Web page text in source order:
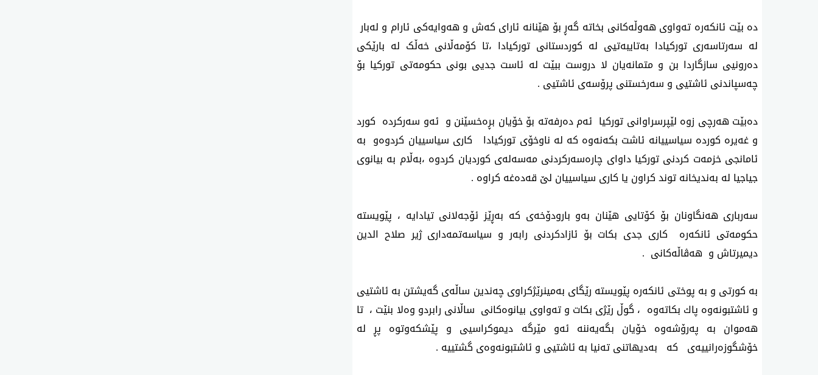
دە بێت ئانکەرە تەواوی هەوڵەکانی بخاتە گەڕ بۆ هێنانە ئارای کەش و هەوایەکی ئارام و لەبار
لە سەرتاسەری تورکیادا بەتایبەتیی لە کوردستانی تورکیادا ،تا کۆمەڵانی خەڵک لە بارێکی
دەرونیی سازگاردا بن و متمانەیان لا دروست ببێت لە ئاست جدیی بونی حکومەتی تورکیا بۆ
چەسپاندنی ئاشتیی و سەرخستنی پرۆسەی ئاشتیی .
دەبێت هەرچی زوە لێپرسراوانی تورکیا ئەم دەرفەتە بۆ خۆیان بڕەخسێنن و ئەو سەرکردە کورد
و غەیرە کوردە سیاسییانە ئاشت بکەنەوە کە لە ناوخۆی تورکیادا کاری سیاسییان کردوەو بە
ئامانجی خزمەت کردنی تورکیا داوای چارەسەرکردنی مەسەلەی کوردیان کردوە ،بەڵام بە بیانوی
جیاجیا لە بەندیخانە توند کراون یا کاری سیاسییان لێ قەدەغە کراوە .
سەرباری هەنگاونان بۆ کۆتایی هێنان بەو بارودۆخەی کە بەڕێز ئۆجەلانی تیادایە ، پێویستە
حکومەتی ئانکەرە کاری جدی بکات بۆ ئازادکردنی رابەر و سیاسەتمەداری ژیر صلاح الدین
دیمیرتاش و هەڤاڵەکانی .
بە کورتی و بە پوختی ئانکەرە پێویستە رێگای بەمینرێژکراوی چەندین ساڵەی گەیشتن بە ئاشتیی
و ئاشتبونەوە پاك بکاتەوە ، گوڵ رێژی بکات و تەواوی بیانوەکانی ساڵانی رابردو وەلا بنێت ، تا
هەموان بە پەرۆشەوە خۆیان بگەیەننە ئەو مێرگە دیموکراسیی و پێشکەوتوە پڕ لە
خۆشگوزەرانییەی کە بەدیهاتنی تەنیا بە ئاشتیی و ئاشتبونەوەی گشتییە .